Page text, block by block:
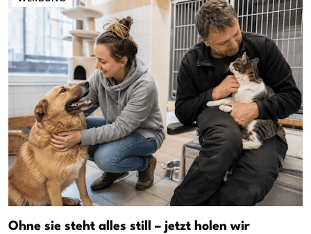
Ohne sie steht alles still – jetzt holen wir